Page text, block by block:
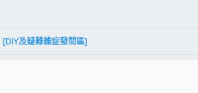
[DIY及疑難雜症發問區]